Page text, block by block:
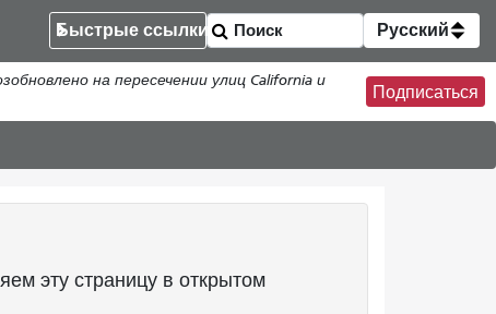
Быстрые ссылки Русский
на пересечении улиц California и
Подписаться
эту страницу в открытом